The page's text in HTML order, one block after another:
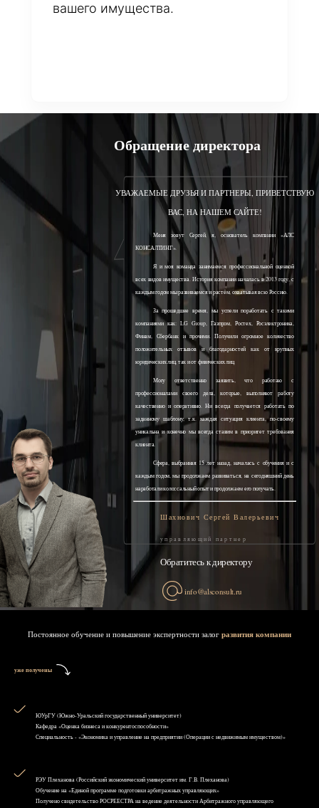
вашего имущества.
Обращение директора
УВАЖАЕМЫЕ ДРУЗЬЯ И ПАРТНЕРЫ, ПРИВЕТСТВУЮ
ВАС, НА НАШЕМ САЙТЕ!
Меня зовут Сергей, я, основатель компании «АЛС
КОНСАЛТИНГ».
Я и моя команда занимаемся профессиональной оценкой
всех видов имущества. История компании началась в 2013 году, с
каждым годом мы развиваемся и растём, охватывая всю Россию.
За прошедшее время, мы успели поработать с такими
компаниями как: LG Group, Газпром, Ростех, Росэлектроника,
Финам, Сбербанк и прочими. Получили огромное количество
положительных отзывов и благодарностей как от крупных
юридических лиц, так и от физических лиц.
Могу ответственно заявить, что работаю с
профессионалами своего дела, которые, выполняют работу
качественно и оперативно. Ни всегда получается работать по
заданному шаблону, т.к. каждая ситуация клиента, по-своему
уникальна и конечно мы всегда ставим в приоритет требования
клиента.
Сфера, выбранная 15 лет назад, началась с обучения и с
каждым годом, мы продолжаем развиваться, на сегодняшний день
наработали колоссальный опыт и продолжаем его получать.
Шахнович Сергей Валерьевич
управляющий партнер
Обратитесь к директору
info@alsconsult.ru
Постоянное обучение и повышение экспертности залог развития компании
уже получены
ЮУрГУ (Южно-Уральский государственный университет)
Кафедра «Оценка бизнеса и конкурентоспособности»
Специальность - «Экономика и управление на предприятии (Операции с недвижимым имуществом)»
РЭУ Плеханова (Российский экономический университет им. Г.В. Плеханова)
Обучение на «Единой программе подготовки арбитражных управляющих»
Получено свидетельство РОСРЕЕСТРА на ведение деятельности Арбитражного управляющего